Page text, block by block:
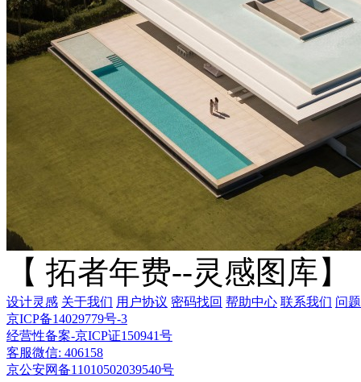
【 拓者年费--灵感图库】
设计灵感 关于我们 用户协议 密码找回 帮助中心 联系我们 问
京ICP备14029779号-3
经营性备案-京ICP证150941号
客服微信: 406158
京公安网备11010502039540号